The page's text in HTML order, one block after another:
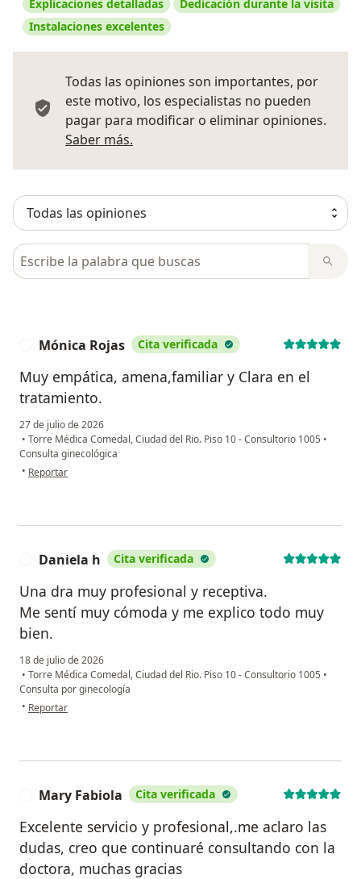
Explicaciones detalladas
Dedicación durante la visita
Instalaciones excelentes
Todas las opiniones son importantes, por
este motivo, los especialistas no pueden
pagar para modificar o eliminar opiniones.
Saber más.
Busca en opiniones
Mónica Rojas Cita verificada
Muy empática, amena,familiar y Clara en el
tratamiento.
27 de julio de 2026
• Torre Médica Comedal, Ciudad del Rio. Piso 10 - Consultorio 1005 •
Consulta ginecológica
• en opinión del usuario Mónica Rojas
Reportar
Daniela h Cita verificada
Una dra muy profesional y receptiva.
Me sentí muy cómoda y me explico todo muy
bien.
18 de julio de 2026
• Torre Médica Comedal, Ciudad del Rio. Piso 10 - Consultorio 1005 •
Consulta por ginecología
• en opinión del usuario Daniela h
Reportar
Mary Fabiola Cita verificada
Excelente servicio y profesional,.me aclaro las
dudas, creo que continuaré consultando con la
doctora, muchas gracias